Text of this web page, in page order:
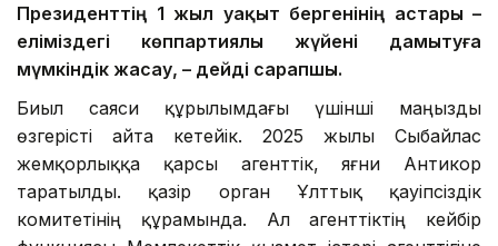
Президенттің 1 жыл уақыт бергенінің астары –
еліміздегі көппартиялы жүйені дамытуға
мүмкіндік жасау, – дейді сарапшы.
Биыл саяси құрылымдағы үшінші маңызды
өзгерісті айта кетейік. 2025 жылы Сыбайлас
жемқорлыққа қарсы агенттік, яғни Антикор
таратылды. қазір орган Ұлттық қауіпсіздік
комитетінің құрамында. Ал агенттіктің кейбір